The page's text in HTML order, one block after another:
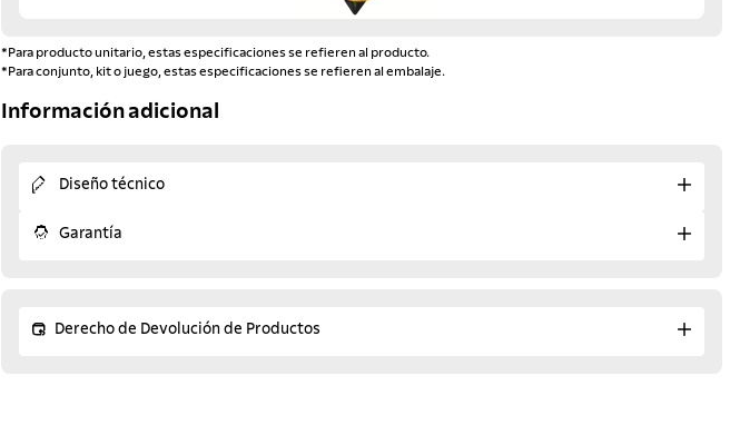
*Para producto unitario, estas especificaciones se refieren al producto.
*Para conjunto, kit o juego, estas especificaciones se refieren al embalaje.
Información adicional
Diseño técnico
Garantía
Derecho de Devolución de Productos